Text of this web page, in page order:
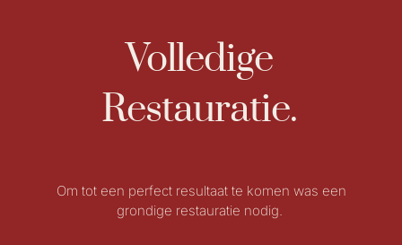
Volledige
Restauratie.
Om tot een perfect resultaat te komen was een
grondige restauratie nodig.